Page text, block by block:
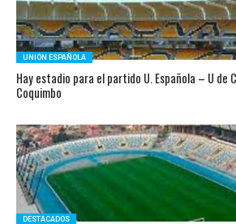
UNIÓN ESPAÑOLA
Hay estadio para el partido U. Española – U de
Coquimbo
DESTACADOS